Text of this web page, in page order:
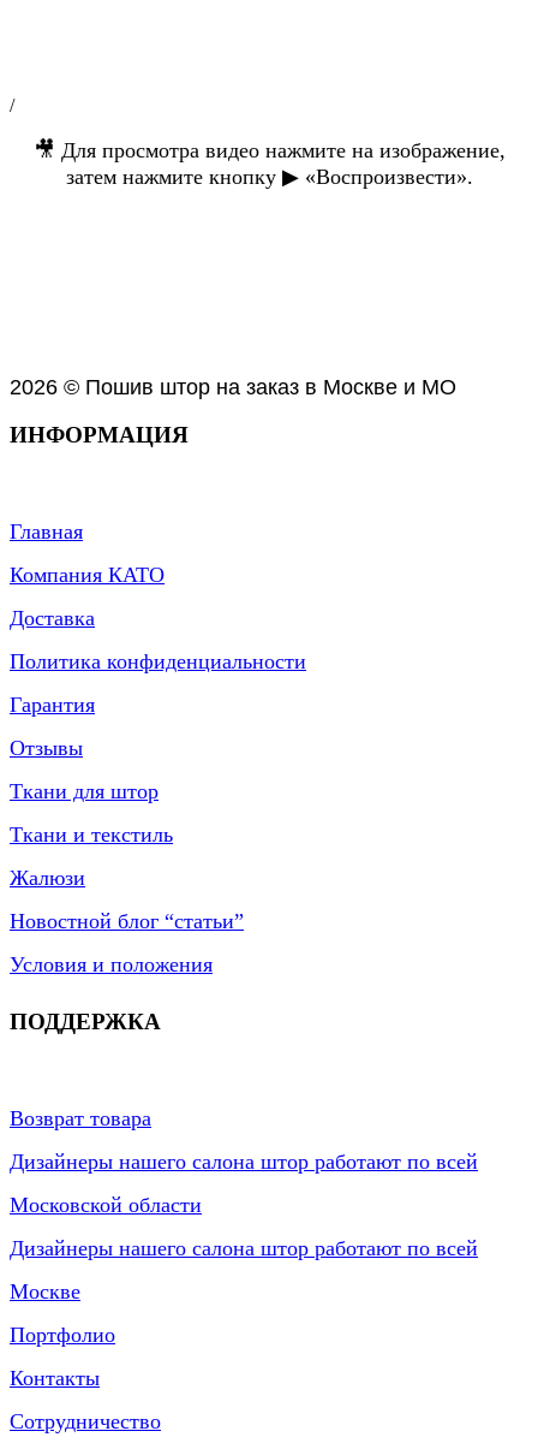
/
🎥 Для просмотра видео нажмите на изображение,
затем нажмите кнопку ▶ «Воспроизвести».
2026 © Пошив штор на заказ в Москве и МО
ИНФОРМАЦИЯ
Главная
Компания КАТО
Доставка
Политика конфиденциальности
Гарантия
Отзывы
Ткани для штор
Ткани и текстиль
Жалюзи
Новостной блог “статьи”
Условия и положения
ПОДДЕРЖКА
Возврат товара
Дизайнеры нашего салона штор работают по всей
Московской области
Дизайнеры нашего салона штор работают по всей
Москве
Портфолио
Контакты
Сотрудничество